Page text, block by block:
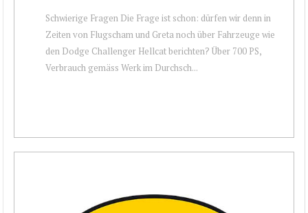
Schwierige Fragen Die Frage ist schon: dürfen wir denn in
Zeiten von Flugscham und Greta noch über Fahrzeuge wie
den Dodge Challenger Hellcat berichten? Über 700 PS,
Verbrauch gemäss Werk im Durchsch...